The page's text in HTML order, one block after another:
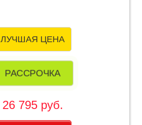
ЛУЧШАЯ ЦЕНА
РАССРОЧКА
26 795 руб.